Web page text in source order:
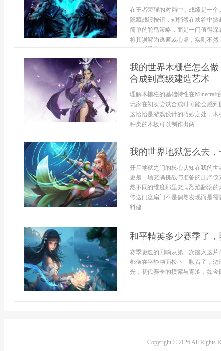
在王者荣耀的对局中，战绩是一
隐藏战绩按钮，却悄然在峡谷中
简单的鸵鸟策略，而是一门值得
将其误解为逃避或心虚，实则不
为，对手无法...
我的世界木栅栏怎么
合成到高级建造艺术
理解木栅栏的基础特性在
玩家在初次尝试合成时可能会感
这恰恰是游戏设计的巧妙之处，
种类的木板可以制作出两...
我的世界地狱怎么去
开启地狱之门的核心认知在我的
更是一场充满挑战与准备的庄严
然不同的维度那里充满烈焰翻滚
传送门这扇门不是偶然发现而是
料建...
和平精英多少赛季了
赛季更迭的回响从第一次踏入这
都像在平静湖面投下一颗石子，
光，初代赛季的摸索与青涩，如今
Copyright © 2026 All Rights